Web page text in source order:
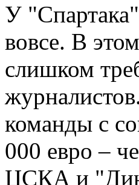
У
вовсе. В
слишком
команды с
000 евро –
ЦСКА и